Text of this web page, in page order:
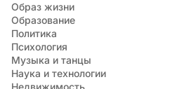
Образ жизни
Образование
Политика
Психология
Музыка и танцы
Наука и технологии
Недвижимость